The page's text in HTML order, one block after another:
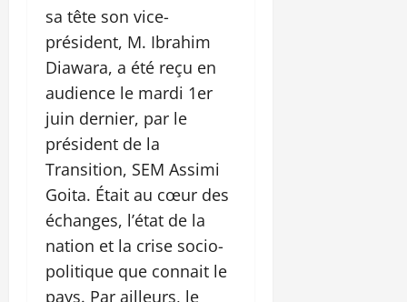
sa tête son vice-
président, M. Ibrahim
Diawara, a été reçu en
audience le mardi 1er
juin dernier, par le
président de la
Transition, SEM Assimi
Goita. Était au cœur des
échanges, l’état de la
nation et la crise socio-
politique que connait le
pays. Par ailleurs, le